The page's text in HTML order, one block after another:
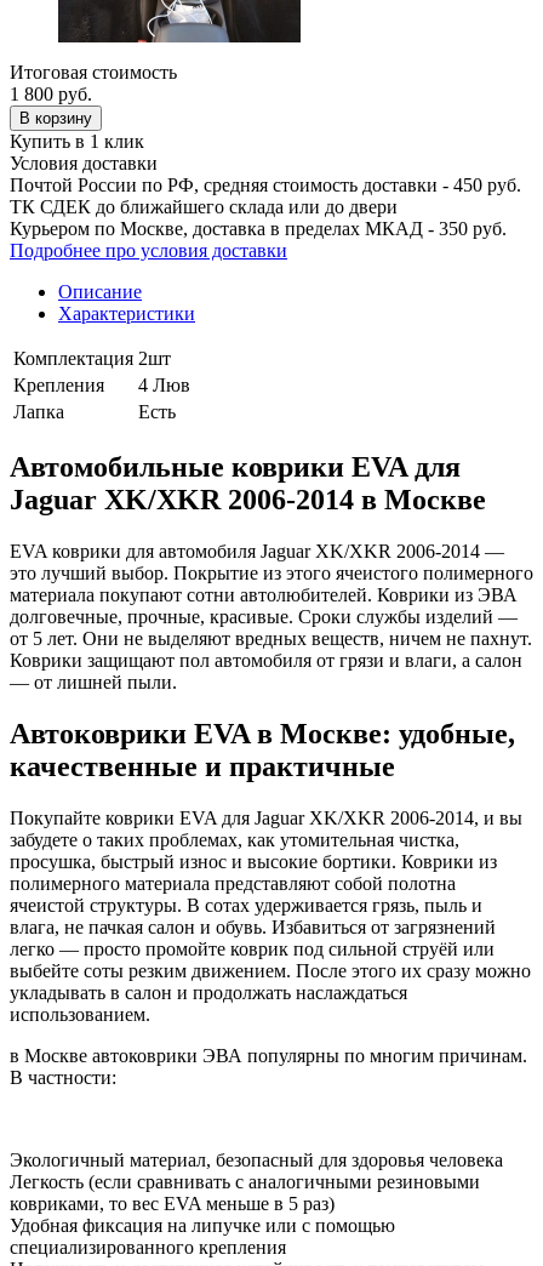
Итоговая стоимость
1 800 руб.
В корзину
Купить в 1 клик
Условия доставки
Почтой России по РФ, средняя стоимость доставки - 450 руб.
ТК СДЕК до ближайшего склада или до двери
Курьером по Москве, доставка в пределах МКАД - 350 руб.
Подробнее про условия доставки
Описание
Характеристики
Комплектация 2шт
Крепления
4 Люв
Лапка
Есть
Автомобильные коврики EVA для
Jaguar XK/XKR 2006-2014 в Москве
EVA коврики для автомобиля Jaguar XK/XKR 2006-2014 —
это лучший выбор. Покрытие из этого ячеистого полимерного
материала покупают сотни автолюбителей. Коврики из ЭВА
долговечные, прочные, красивые. Сроки службы изделий —
от 5 лет. Они не выделяют вредных веществ, ничем не пахнут.
Коврики защищают пол автомобиля от грязи и влаги, а салон
— от лишней пыли.
Автоковрики EVA в Москве: удобные,
качественные и практичные
Покупайте коврики EVA для Jaguar XK/XKR 2006-2014, и вы
забудете о таких проблемах, как утомительная чистка,
просушка, быстрый износ и высокие бортики. Коврики из
полимерного материала представляют собой полотна
ячеистой структуры. В сотах удерживается грязь, пыль и
влага, не пачкая салон и обувь. Избавиться от загрязнений
легко — просто промойте коврик под сильной струёй или
выбейте соты резким движением. После этого их сразу можно
укладывать в салон и продолжать наслаждаться
использованием.
в Москве автоковрики ЭВА популярны по многим причинам.
В частности:
Экологичный материал, безопасный для здоровья человека
Легкость (если сравнивать с аналогичными резиновыми
ковриками, то вес EVA меньше в 5 раз)
Удобная фиксация на липучке или с помощью
специализированного крепления